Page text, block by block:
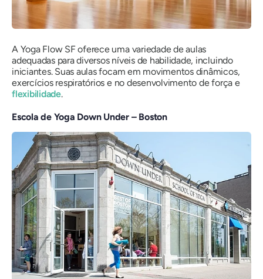
A Yoga Flow SF oferece uma variedade de aulas
adequadas para diversos níveis de habilidade, incluindo
iniciantes. Suas aulas focam em movimentos dinâmicos,
exercícios respiratórios e no desenvolvimento de força e
flexibilidade.
Escola de Yoga Down Under – Boston